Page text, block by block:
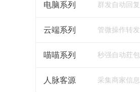
电脑系列 群发自动回复
云端系列 管微操作转发
喵喵系列 秒强自动荭包
人脉客源 采集商家信息